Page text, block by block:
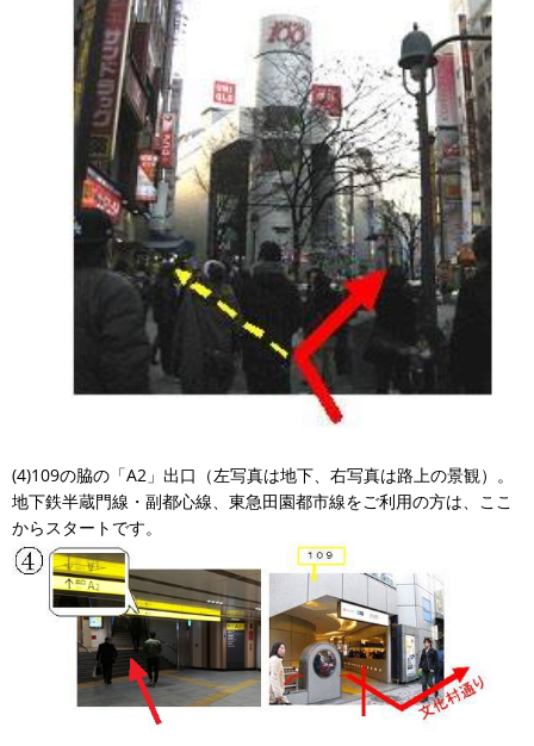
(4)109の脇の「A2」出口（左写真は地下、右写真は路上の景観）。
地下鉄半蔵門線・副都心線、東急田園都市線をご利用の方は、ここ
からスタートです。